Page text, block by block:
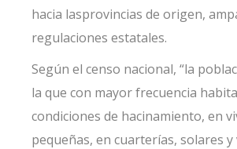
hacia lasprovincias de origen,
regulaciones estatales.
Según el censo nacional, “la
la que con mayor frecuencia
condiciones de hacinamiento, en
pequeñas, en cuarterías, solares y